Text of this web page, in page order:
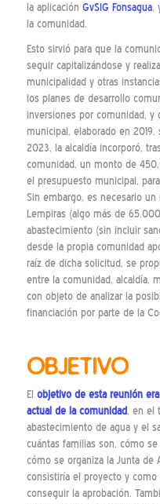
la aplicación GvSIG Fonsagua,
la comunidad.
Esto sirvió para que la
seguir capitalizándose y
municipalidad y otras
los planes de desarrollo
inversiones por comunidad, y
municipal, elaborado en
2023, la alcaldía incorporó,
comunidad, un monto de
el presupuesto municipal,
Sin embargo, es necesario
Lempiras (algo más de
abastecimiento (sin incluir
desde la propia comunidad
raíz de dicha solicitud, se
entre la comunidad, alcaldía,
con objeto de analizar la
financiación por parte de la
OBJETIVO
El objetivo de esta reunión
actual de la comunidad, en el
abastecimiento de agua y el
cuántas familias son, cómo
cómo se organiza la Junta
consistiría el proyecto y como
conseguir la aprobación.